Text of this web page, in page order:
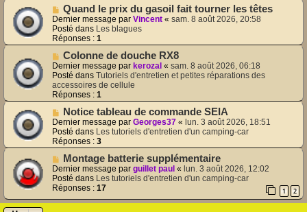
N
o
u
v
e
a
u
m
e
s
s
g
e
Quand le prix du gasoil fait tourner les têtes
Dernier message par Vincent « sam. 8 août 2026, 20:58
Posté dans Les blagues
Réponses : 1
N
o
u
v
e
a
m
e
s
s
g
e
Colonne de douche RX8
Dernier message par kerozal « sam. 8 août 2026, 06:18
Posté dans Tutoriels d'entretien et petites réparations des
accessoires de cellule
Réponses : 1
N
o
u
v
e
u
m
e
s
Notice tableau de commande SEIA
Dernier message par Georges37 « lun. 3 août 2026, 18:51
Posté dans Les tutoriels d'entretien d'un camping-car
Réponses : 3
N
o
u
v
e
a
Montage batterie supplémentaire
Dernier message par guillet paul « lun. 3 août 2026, 12:02
Posté dans Les tutoriels d'entretien d'un camping-car
Réponses : 17 1 2